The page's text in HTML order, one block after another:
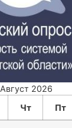
Август 2026
Чт Пт